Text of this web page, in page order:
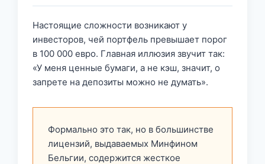
Настоящие сложности возникают у
инвесторов, чей портфель превышает порог
в 100 000 евро. Главная иллюзия звучит так:
«У меня ценные бумаги, а не кэш, значит, о
запрете на депозиты можно не думать».
Формально это так, но в большинстве
лицензий, выдаваемых Минфином
Бельгии, содержится жесткое